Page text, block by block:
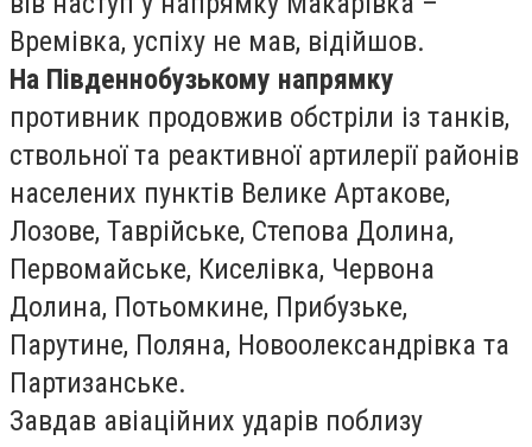
Времівка, успіху не мав, відійшов.
На Південнобузькому напрямку
противник продовжив обстріли із танків,
ствольної та реактивної артилерії районів
населених пунктів Велике Артакове,
Лозове, Таврійське, Степова Долина,
Первомайське, Киселівка, Червона
Долина, Потьомкине, Прибузьке,
Парутине, Поляна, Новоолександрівка та
Партизанське.
Завдав авіаційних ударів поблизу